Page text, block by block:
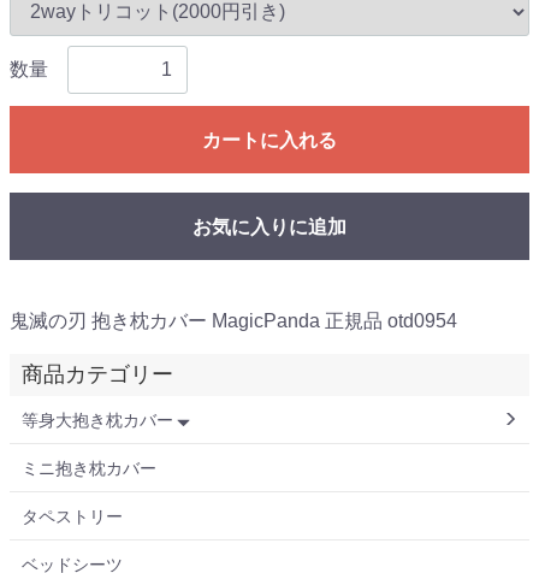
数量
カートに入れる
お気に入りに追加
鬼滅の刃 抱き枕カバー MagicPanda 正規品 otd0954
商品カテゴリー
等身大抱き枕カバー
ミニ抱き枕カバー
タペストリー
ベッドシーツ